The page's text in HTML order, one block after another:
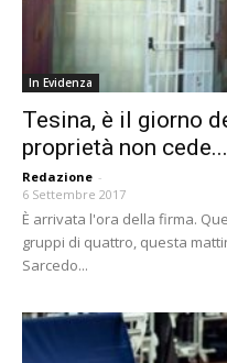
In Evidenza
Tesina, è il giorno
proprietà non cede...
Redazione -
6 Settembre 2017
È arrivata l'ora della firma.
gruppi di quattro, questa
Sarcedo...